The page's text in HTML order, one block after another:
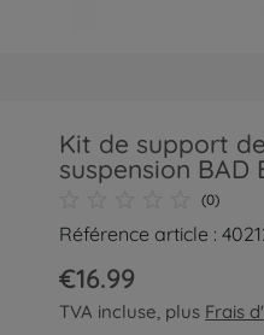
Kit de support
suspension BAD
(0)
Référence article :
€16.99
TVA incluse, plus Frais